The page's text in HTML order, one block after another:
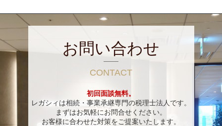
お問い合わせ
CONTACT
初回面談無料。
レガシィは相続・事業承継専門の税理士法人です。
まずはお気軽にお問合せください。
お客様に合わせた対策をご提案いたします。